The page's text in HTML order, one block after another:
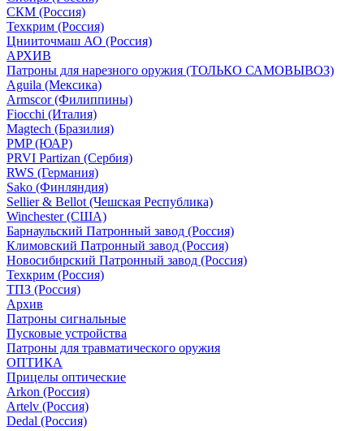
СКМ (Россия)
Техкрим (Россия)
Цнииточмаш АО (Россия)
АРХИВ
Патроны для нарезного оружия (ТОЛЬКО САМОВЫВОЗ)
Aguila (Мексика)
Armscor (Филиппины)
Fiocchi (Италия)
Magtech (Бразилия)
PMP (ЮАР)
PRVI Partizan (Сербия)
RWS (Германия)
Sako (Финляндия)
Sellier & Bellot (Чешская Республика)
Winchester (США)
Барнаульский Патронный завод (Россия)
Климовский Патронный завод (Россия)
Новосибирский Патронный завод (Россия)
Техкрим (Россия)
ТПЗ (Россия)
Архив
Патроны сигнальные
Пусковые устройства
Патроны для травматического оружия
ОПТИКА
Прицелы оптические
Arkon (Россия)
Artelv (Россия)
Dedal (Россия)